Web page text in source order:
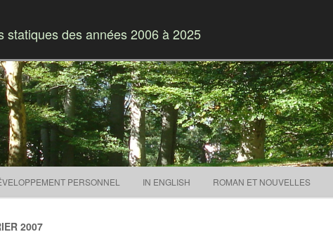
statiques des années 2006 à 2025
PERSONNEL IN ENGLISH ROMAN ET NOUVELLES
2007